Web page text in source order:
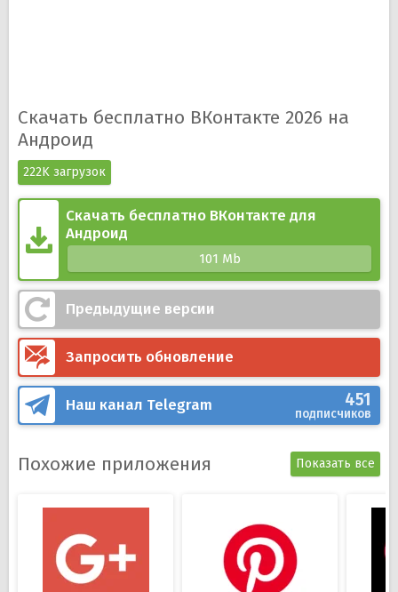
Скачать бесплатно ВКонтакте 2026 на
Андроид
222K загрузок
Скачать бесплатно ВКонтакте для
Андроид
101 Mb
Предыдущие версии
Запросить обновление
Наш канал Telegram 451
подписчиков
Похожие приложения Показать все